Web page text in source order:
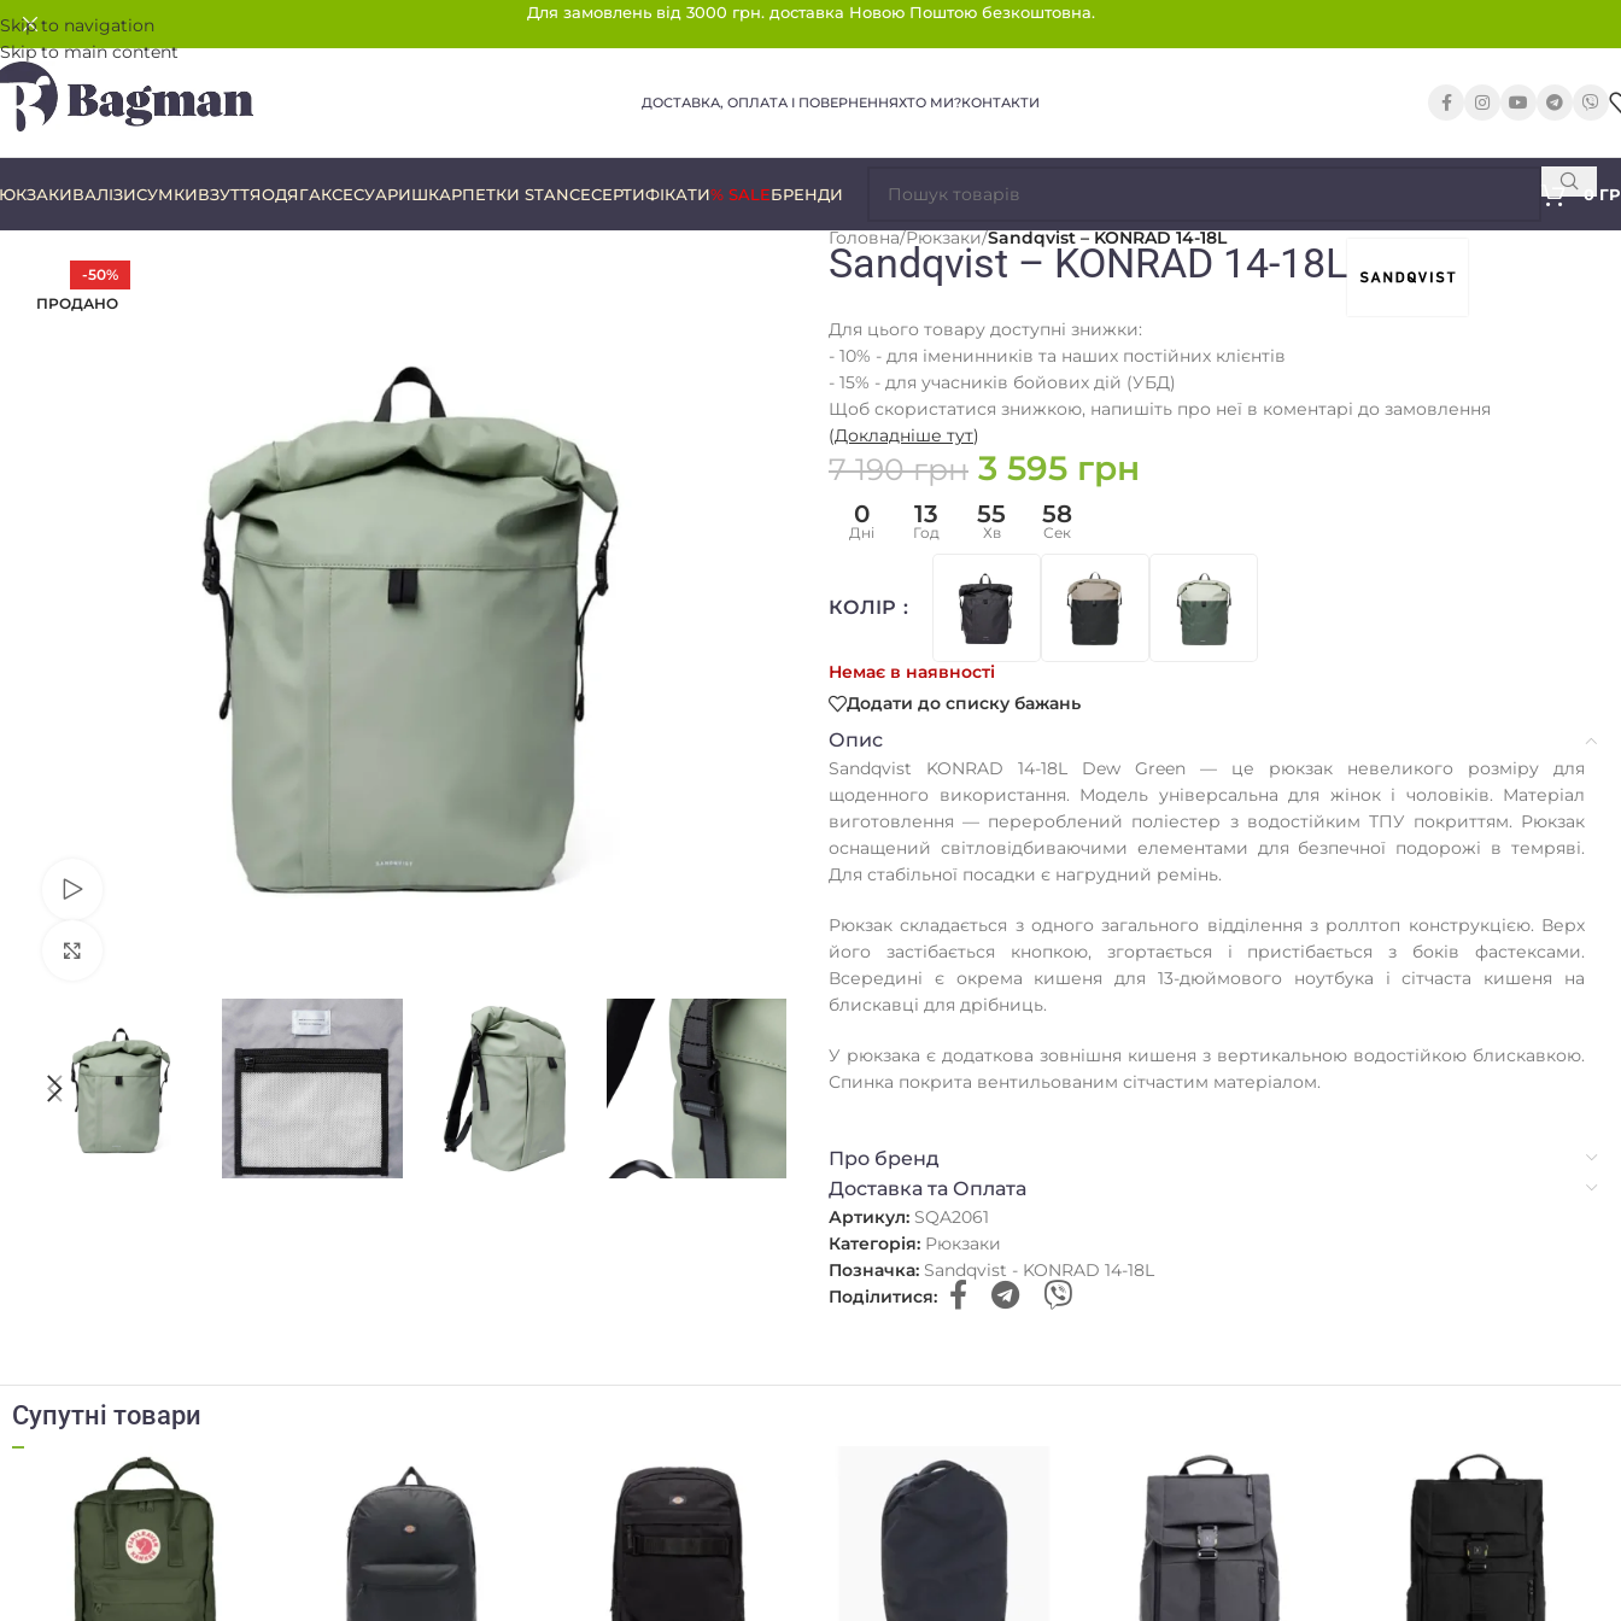
Skip to navigation
Skip to main content
Для замовлень від 3000 грн. доставка Новою Поштою безкоштовна.
ДОСТАВКА, ОПЛАТА І ПОВЕРНЕННЯХТО МИ?КОНТАКТИ
ВАЛІЗИСУМКИВЗУТТЯОДЯГАКСЕСУАРИШКАРПЕТКИ STANCEСЕРТИФІКАТИ% SALEБРЕНДИ 0
-50%
ПРОДАНО
Головна/Рюкзаки/Sandqvist – KONRAD 14-18L
Sandqvist – KONRAD 14-18L
Для цього товару доступні знижки:
- 10% - для іменинників та наших постійних клієнтів
- 15% - для учасників бойових дій (УБД)
Щоб скористатися знижкою, напишіть про неї в коментарі до замовлення
(Докладніше тут)
7 190грн 3 595 грн
0
Дні
13
Год
55
Хв
57
Сек
КОЛІР
Немає в наявності
Додати до списку бажань
Опис
Sandqvist KONRAD 14-18L Dew Green — це рюкзак невеликого розміру для
щоденного використання. Модель універсальна для жінок і чоловіків. Матеріал
виготовлення — перероблений поліестер з водостійким ТПУ покриттям. Рюкзак
оснащений світловідбиваючими елементами для безпечної подорожі в темряві.
Для стабільної посадки є нагрудний ремінь.
Рюкзак складається з одного загального відділення з роллтоп конструкцією. Верх
його застібається кнопкою, згортається і пристібається з боків фастексами.
Всередині є окрема кишеня для 13-дюймового ноутбука і сітчаста кишеня на
блискавці для дрібниць.
У рюкзака є додаткова зовнішня кишеня з вертикальною водостійкою блискавкою.
Спинка покрита вентильованим сітчастим матеріалом.
Про бренд
Доставка та Оплата
Артикул: SQA2061
Категорія: Рюкзаки
Позначка: Sandqvist - KONRAD 14-18L
Поділитися:
Супутні товари